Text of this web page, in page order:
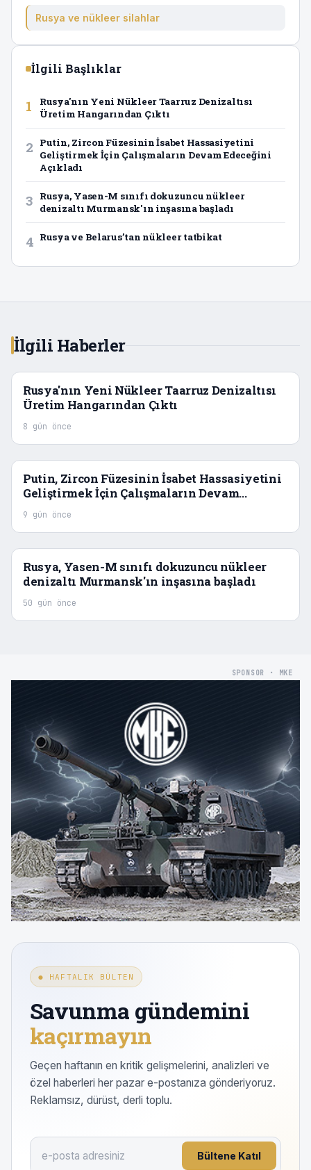
Rusya ve nükleer silahlar
İlgili Başlıklar
1
Rusya'nın Yeni Nükleer Taarruz Denizaltısı
Üretim Hangarından Çıktı
2
Putin, Zircon Füzesinin İsabet Hassasiyetini
Geliştirmek İçin Çalışmaların Devam Edeceğini
Açıkladı
3
Rusya, Yasen-M sınıfı dokuzuncu nükleer
denizaltı Murmansk'ın inşasına başladı
4 Rusya ve Belarus’tan nükleer tatbikat
İlgili Haberler
Rusya'nın Yeni Nükleer Taarruz Denizaltısı
Üretim Hangarından Çıktı
8 gün önce
Putin, Zircon Füzesinin İsabet Hassasiyetini
Geliştirmek İçin Çalışmaların Devam
Edeceğini Açıkladı
9 gün önce
Rusya, Yasen-M sınıfı dokuzuncu nükleer
denizaltı Murmansk'ın inşasına başladı
50 gün önce
SPONSOR · MKE
● HAFTALIK BÜLTEN
Savunma gündemini
kaçırmayın
Geçen haftanın en kritik gelişmelerini, analizleri ve
özel haberleri her pazar e-postanıza gönderiyoruz.
Reklamsız, dürüst, derli toplu.
Bültene Katıl